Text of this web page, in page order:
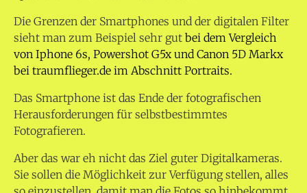
Die Grenzen der Smartphones und der digitalen Filter
sieht man zum Beispiel sehr gut bei dem Vergleich
von Iphone 6s, Powershot G5x und Canon 5D Markx
bei traumflieger.de im Abschnitt Portraits.
Das Smartphone ist das Ende der fotografischen
Herausforderungen für selbstbestimmtes
Fotografieren.
Aber das war eh nicht das Ziel guter Digitalkameras.
Sie sollen die Möglichkeit zur Verfügung stellen, alles